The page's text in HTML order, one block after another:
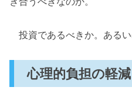
投資であるべきか。あるい
心理的負担の軽減